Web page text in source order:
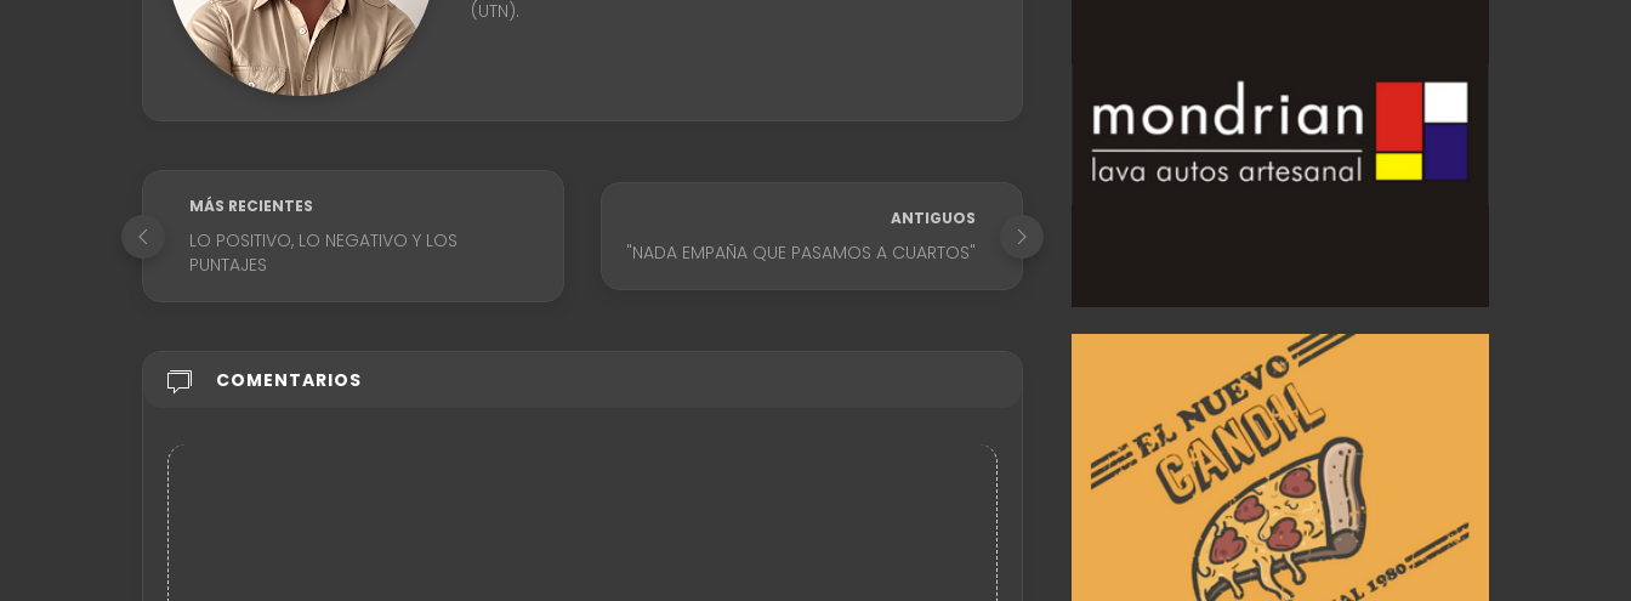
(UTN).
MÁS RECIENTES
LO POSITIVO, LO NEGATIVO Y LOS
PUNTAJES
ANTIGUOS
"NADA EMPAÑA QUE PASAMOS A CUARTOS"
COMENTARIOS